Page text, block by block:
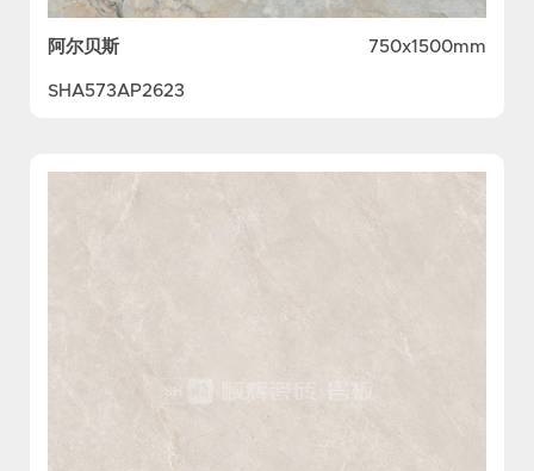
阿尔贝斯 750x1500mm
SHA573AP2623